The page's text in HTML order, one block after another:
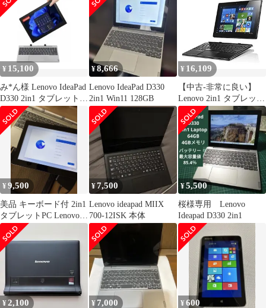
¥ 15,100
み*ん様 Lenovo IdeaPad
D330 2in1 タブレット
PC 本体
¥8,666
Lenovo IdeaPad D330
2in1 Win11 128GB
¥ 16,109
【中古-非常に良い】
Lenovo 2in1 タブレット
ideaPad Miix 310
80SG00APJP Windows
10 Office Mobile 4GB
64GB 10.1インチ (2016
年モデル)
¥9,500
美品 キーボード付 2in1
タブレットPC Lenovo
ideapad
¥7,500
Lenovo ideapad MIIX
700-12ISK 本体
¥5,500
桜様専用 Lenovo
Ideapad D330 2in1
¥2,100 ¥ 7,000 ¥600